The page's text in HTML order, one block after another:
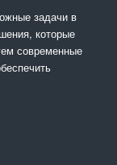
задачи в
которые
современные